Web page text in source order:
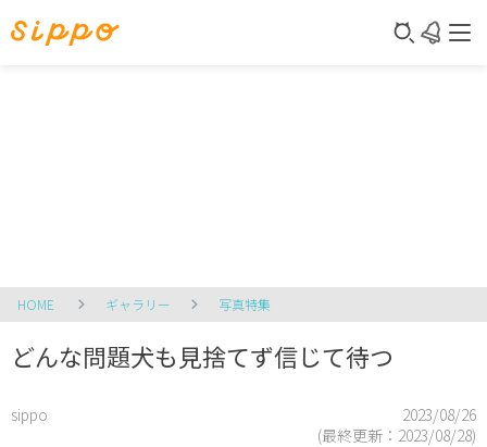
HOME ギャラリー 写真特集
どんな問題犬も見捨てず信じて待つ
sippo
2023/08/26
(最終更新： 2023/08/28)